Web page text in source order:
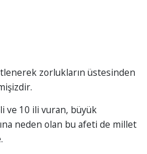
zorlukların üstesinden
ve 10 ili vuran, büyük
neden olan bu afeti de millet